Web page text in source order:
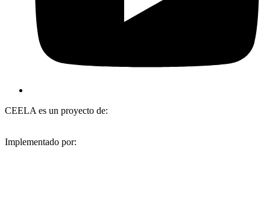
CEELA es un proyecto de:
Implementado por: